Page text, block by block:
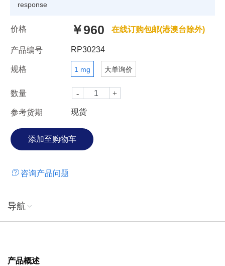
response
价格 ￥960 在线订购包邮(港澳台除外)
产品编号 RP30234
规格 1 mg 大单询价
数量
参考货期 现货
咨询产品问题
导航
产品概述